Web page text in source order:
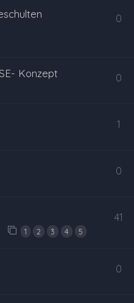
0
Konzept 0
1
0
1 2 3 4 5
41
0